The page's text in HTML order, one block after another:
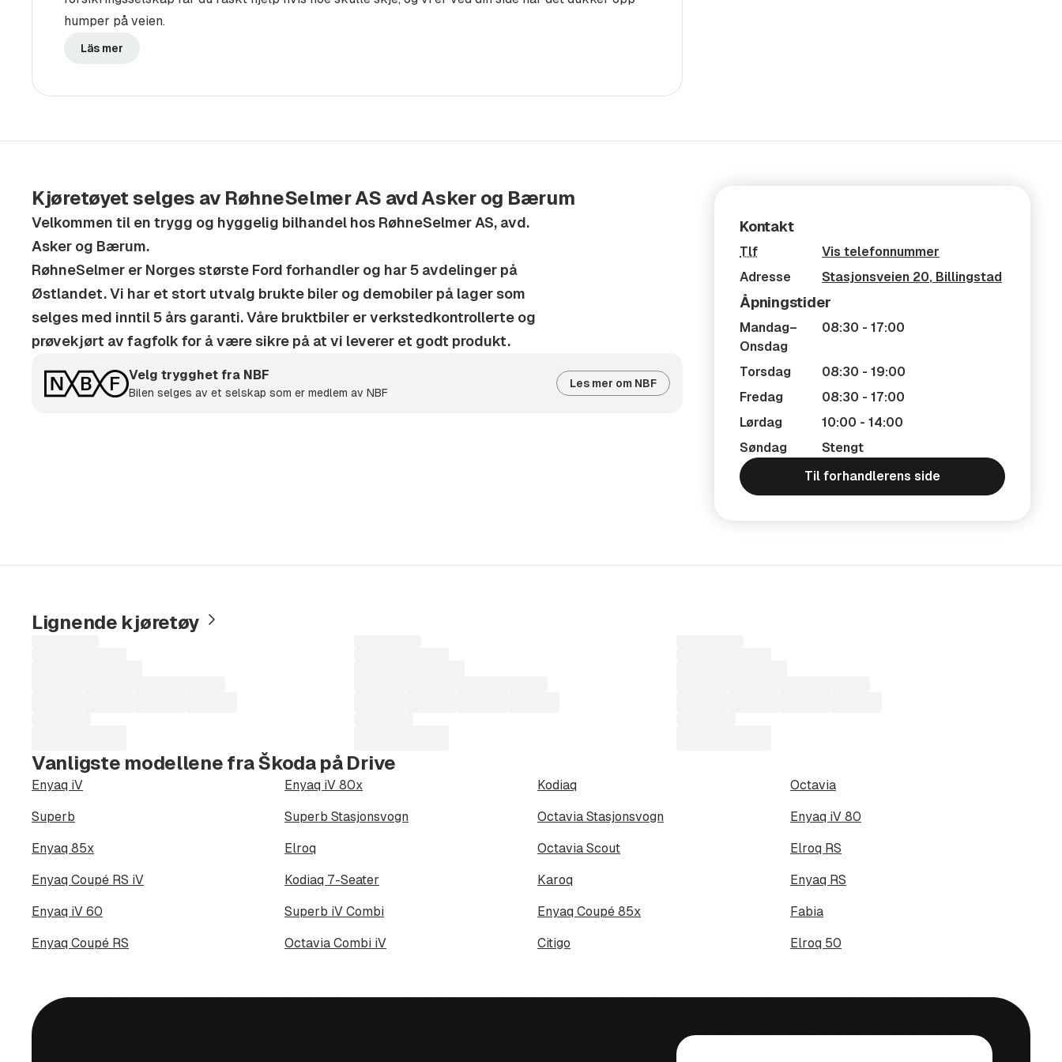
Ettermontert ekstrautstyr til din nye bruktbil
Vi tilbyr en rekke ekstrautstyr til din nye bruktbil som for eksempel
Tilhengerfeste, takboks, sykkelstativ, dekkhotell, service og vedlikehold.
Asker og Bærum. RøhneSelmer er Norges største Ford forhandler og har 5
lager som selges med inntil 5 års garanti. Våre bruktbiler er
verkstedkontrollerte og prøvekjørt av fagfolk for å være sikre på at vi
Åpningstider
Mandag - Onsdag: 08:30-17:00
Torsdag: 08:30-19:00
Fredag: 08:30-17:00
humper på veien.
Läs mer
Kjøretøyet selges av RøhneSelmer AS avd Asker og Bærum
Velkommen til en trygg og hyggelig bilhandel hos RøhneSelmer AS, avd.
Asker og Bærum.
RøhneSelmer er Norges største Ford forhandler og har 5 avdelinger på
Østlandet. Vi har et stort utvalg brukte biler og demobiler på lager som
selges med inntil 5 års garanti. Våre bruktbiler er verkstedkontrollerte og
prøvekjørt av fagfolk for å være sikre på at vi leverer et godt produkt.
Velg trygghet fra NBF
Bilen selges av et selskap som er medlem av NBF
Les mer om NBF
Kontakt
Tlf
Vis telefonnummer
Adresse
Stasjonsveien 20, Billingstad
Åpningstider
Mandag–
Onsdag
08:30 - 17:00
Torsdag
08:30 - 19:00
Fredag
08:30 - 17:00
Lørdag
10:00 - 14:00
Søndag
Stengt
Til forhandlerens side
Lignende kjøretøy
Vanligste modellene fra Škoda på Drive
Enyaq iV Enyaq iV 80x Kodiaq Octavia
Superb Superb Stasjonsvogn Octavia Stasjonsvogn Enyaq iV 80
Enyaq 85x Elroq Octavia Scout Elroq RS
Enyaq Coupé RS iV Kodiaq 7-Seater Karoq Enyaq RS
Enyaq iV 60 Superb iV Combi Enyaq Coupé 85x Fabia
Enyaq Coupé RS Octavia Combi iV Citigo Elroq 50